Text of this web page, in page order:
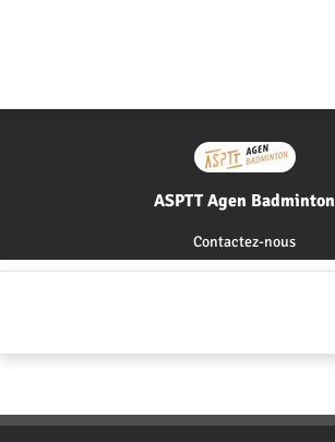
ASPTT Agen Badminton
Contactez-nous